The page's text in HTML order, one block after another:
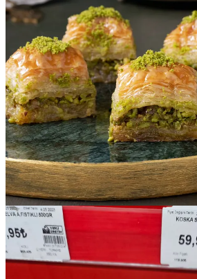
7. Frutos secos y semillas
Turquía es un paraíso para los frutos secos.
secarlos, tostarlos y conservarlos.
Recomendados:
Higos y albaricoques secos
Uvas pasas
Pistachos (¡los de Gaziantep son los
Nueces, marañones, semillas de
Maní salado o cubierto
Leblebi:
Dónde comprarlos:En supermercados